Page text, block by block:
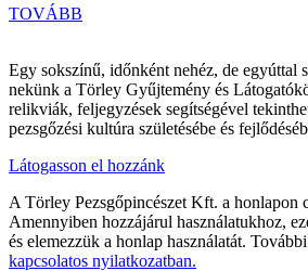
TOVÁBB
Egy sokszínű, időnként nehéz, de egyúttal
nekünk a Törley Gyűjtemény és
relikviák, feljegyzések segítségével
pezsgőzési kultúra születésébe és
Látogasson el hozzánk
A Törley Pezsgőpincészet Kft. a honlapon
Amennyiben hozzájárul használatukhoz,
és elemezzük a honlap használatát.
kapcsolatos nyilatkozatban.